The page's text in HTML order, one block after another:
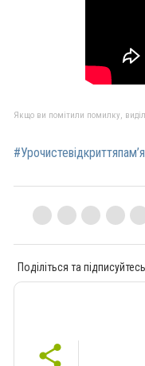
Якщо ви помітили помилку,
Поділіться та